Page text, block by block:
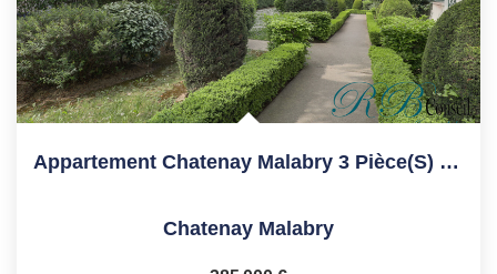
Appartement Chatenay Malabry 3 Pièce(s) 70.1 M2
Chatenay Malabry